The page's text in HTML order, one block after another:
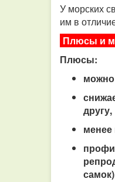
У морских
им в
Плюсы и
Плюсы:
другу,
менее